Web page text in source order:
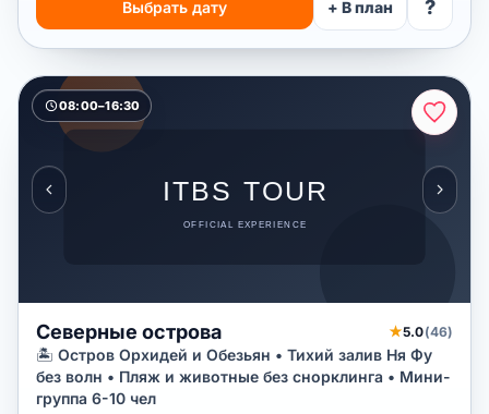
Выбрать дату + В план ?
08:00–16:30
Северные острова ★5.0(46)
🏝️ Остров Орхидей и Обезьян • Тихий залив Ня Фу
без волн • Пляж и животные без снорклинга • Мини-
группа 6-10 чел